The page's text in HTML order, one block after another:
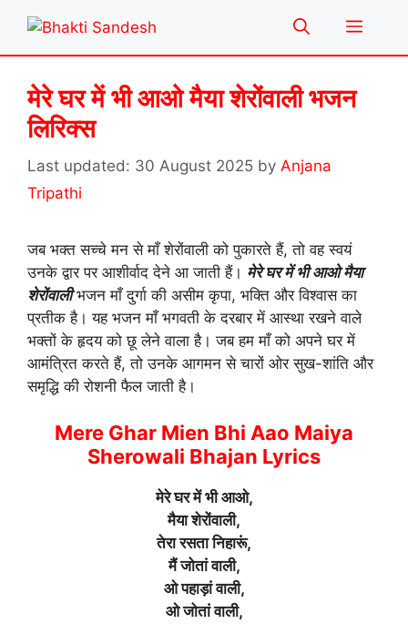
content
Menu
मेरे घर में भी आओ मैया शेरोंवाली भजन
लिरिक्स
30 August 2025 by Anjana
Tripathi
जब भक्त सच्चे मन से माँ शेरोंवाली को पुकारते हैं, तो वह स्वयं
उनके द्वार पर आशीर्वाद देने आ जाती हैं। मेरे घर में भी आओ मैया
शेरोंवालीभजन माँ दुर्गा की असीम कृपा, भक्ति और विश्वास का
प्रतीक है। यह भजन माँ भगवती के दरबार में आस्था रखने वाले
भक्तों के हृदय को छू लेने वाला है। जब हम माँ को अपने घर में
आमंत्रित करते हैं, तो उनके आगमन से चारों ओर सुख-शांति और
समृद्धि की रोशनी फैल जाती है।
Mere Ghar Mien Bhi Aao Maiya
Sherowali Bhajan Lyrics
मेरे घर में भी आओ,
मैया शेरोंवाली,
तेरा रसता निहारूं,
मैं जोतां वाली,
ओ पहाड़ां वाली,
ओ जोतां वाली,